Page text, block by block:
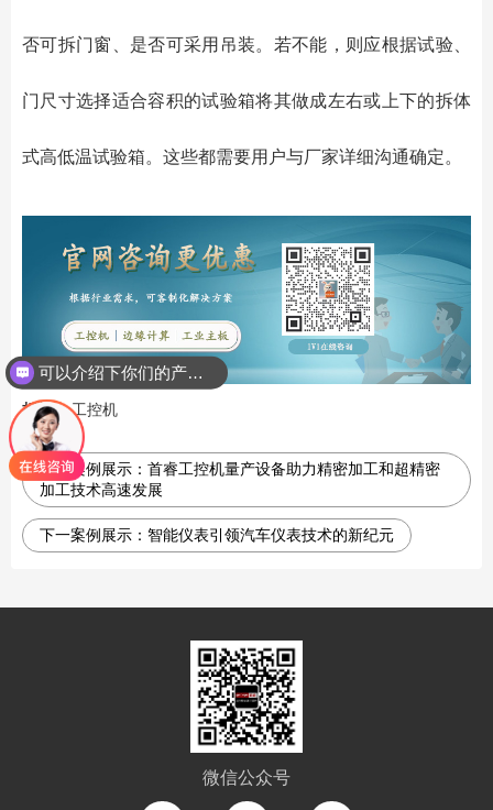
否可拆门窗、是否可采用吊装。若不能，则应根据试验、
门尺寸选择适合容积的试验箱将其做成左右或上下的拆体
式高低温试验箱。这些都需要用户与厂家详细沟通确定。
标签：工控机
上一案例展示： 首睿工控机量产设备助力精密加工和超精密
加工技术高速发展
下一案例展示： 智能仪表引领汽车仪表技术的新纪元
微信公众号
可以介绍下你们的产品么？